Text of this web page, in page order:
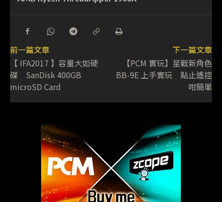
前一篇文章
【 IFA2017 】容量大如硬
碟 SanDisk 400GB
microSD Card
下一篇文章
【PCM 實玩】星戰新角色
BB-9E 上手實玩 點止遙控
咁簡單